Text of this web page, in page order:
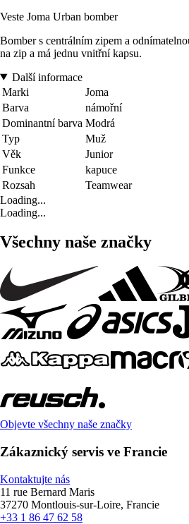
Veste Joma Urban bomber
Bomber s centrálním zipem a
na zip a má jednu vnitřní kapsu.
Další informace
Marki
Joma
Barva
námořní
Dominantní barva Modrá
Typ
Muž
Věk
Junior
Funkce
kapuce
Rozsah
Teamwear
Loading...
Loading...
Všechny naše značky
Objevte všechny naše značky
Zákaznický servis ve Francie
Kontaktujte nás
11 rue Bernard Maris
37270 Montlouis-sur-Loire, Francie
+33 1 86 47 62 58